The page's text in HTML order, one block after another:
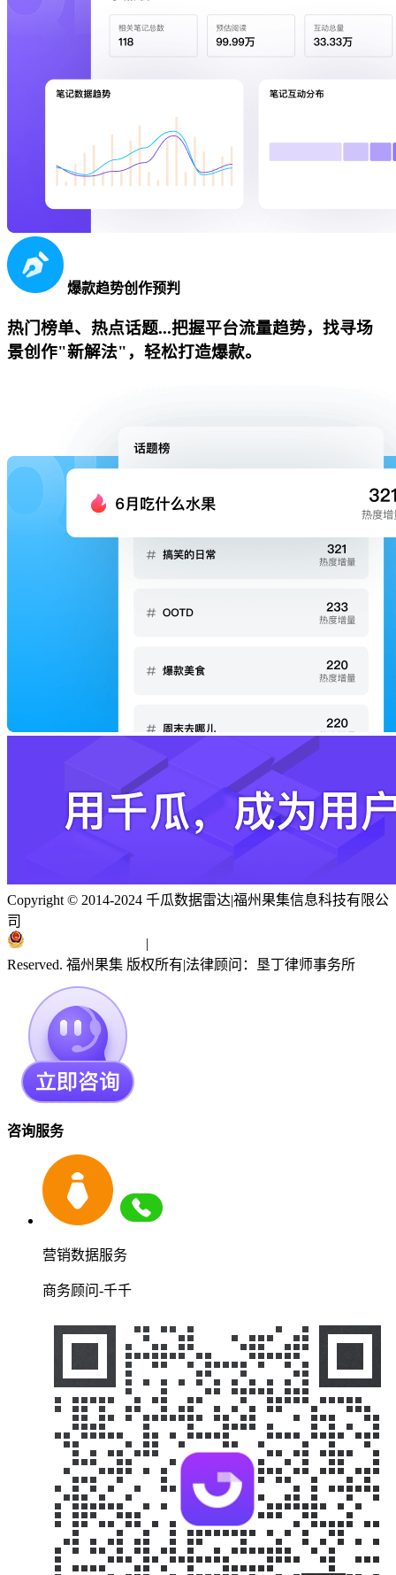
爆款趋势创作预判
热门榜单、热点话题...把握平台流量趋势，找寻场
景创作"新解法"，轻松打造爆款。
Copyright © 2014-2024 千瓜数据雷达|福州果集信息科技有限公
司
|
Reserved. 福州果集 版权所有|法律顾问：垦丁律师事务所
咨询服务
营销数据服务
商务顾问-千千